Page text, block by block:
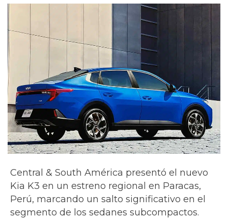
Central & South América presentó el nuevo
Kia K3 en un estreno regional en Paracas,
Perú, marcando un salto significativo en el
segmento de los sedanes subcompactos.